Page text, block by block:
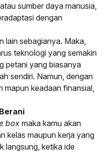
sumber daya manusia,
dengan
lain sebagianya. Maka,
teknologi yang semakin
petani yang biasanya
sendiri. Namun, dengan
mapun keadaan finansial,
box maka kamu akan
kelas maupun kerja yang
langsung, ketika ide